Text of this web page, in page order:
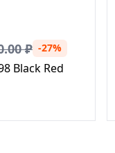
₽ -27%
Black Red